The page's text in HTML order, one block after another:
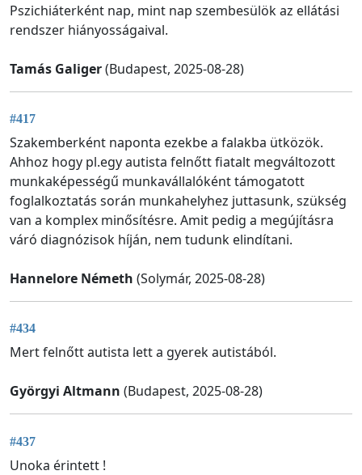
Pszichiáterként nap, mint nap szembesülök az ellátási
rendszer hiányosságaival.
Tamás Galiger(Budapest, 2025-08-28)
#417
Szakemberként naponta ezekbe a falakba ütközök.
Ahhoz hogy pl.egy autista felnőtt fiatalt megváltozott
munkaképességű munkavállalóként támogatott
foglalkoztatás során munkahelyhez juttasunk, szükség
van a komplex minősítésre. Amit pedig a megújításra
váró diagnózisok híján, nem tudunk elindítani.
Hannelore Németh (Solymár, 2025-08-28)
#434
Mert felnőtt autista lett a gyerek autistából.
Györgyi Altmann (Budapest, 2025-08-28)
#437
Unoka érintett !